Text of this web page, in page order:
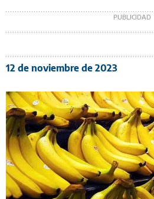
12 de noviembre de 2023